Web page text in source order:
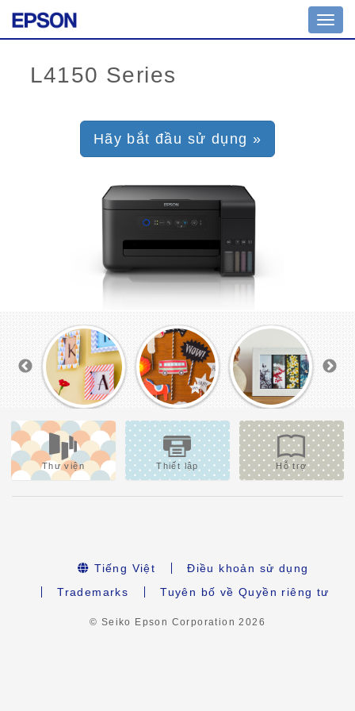
Hãy bắt đầu sử dụng »
Thư viện Thiết lập Hỗ trợ
Tiếng Việt
Điều khoản sử dụng
Trademarks
Tuyên bố về Quyền riêng tư
© Seiko Epson Corporation2026